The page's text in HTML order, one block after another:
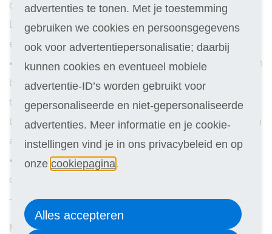
doorgaans voordeliger dan klassikaal onderwijs.
Daarnaast hoef je niet te reizen naar een externe locatie –
en ook dat kan een hoop schelen in de kosten.
• Je hebt begeleiding op afstand: thuis leren programmeren
betekent niet dat je alles alleen hoeft te doen. Veel
thuisstudie-instellingen, zoals Laudius, bieden de
begeleiding van deskundige docenten die je ondersteunen
als je vastloopt.
• Het is een goede voorbereiding op het werkveld: werken
op afstand en digitale samenwerking zijn de norm in de IT
– en dat is precies wat je leert tijdens een thuisstudie.
Met een thuisstudie programmeren leg je dus een stevige
advertenties te tonen. Met je toestemming
gebruiken we cookies en persoonsgegevens
ook voor advertentiepersonalisatie; daarbij
kunnen cookies en eventueel mobiele
advertentie-ID’s worden gebruikt voor
gepersonaliseerde en niet-gepersonaliseerde
advertenties. Meer informatie en je cookie-
instellingen vind je in ons privacybeleid en op
onze cookiepagina .
Alles accepteren